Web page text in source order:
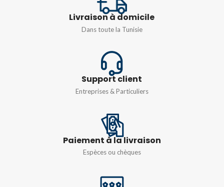
CHAMP DE DÉTECTION
PUISSANCE
Livraison à domicile
Dans toute la Tunisie
Support client
Entreprises & Particuliers
Paiement à la livraison
Espèces ou chèques